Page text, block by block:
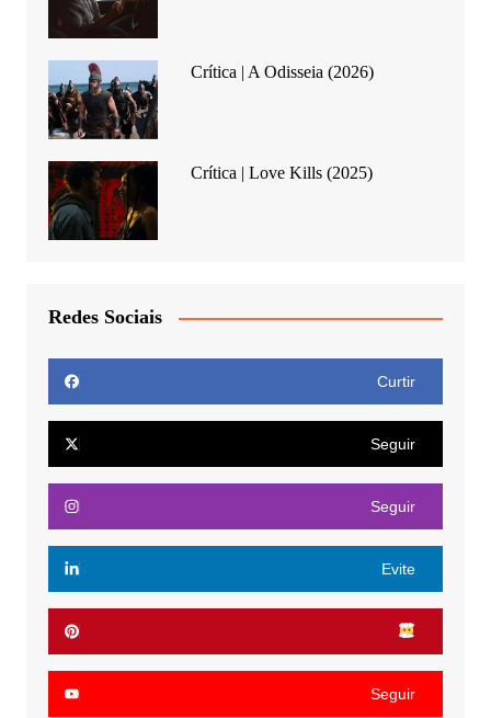
Crítica | A Odisseia (2026)
Crítica | Love Kills (2025)
Redes Sociais
Curtir
Seguir
Seguir
Evite
Seguir